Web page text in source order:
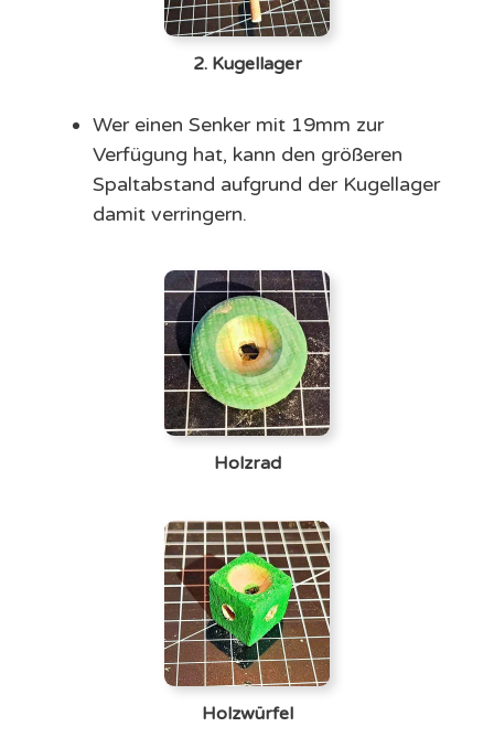
2. Kugellager
Wer einen Senker mit 19mm zur
Verfügung hat, kann den größeren
Spaltabstand aufgrund der Kugellager
damit verringern.
Holzrad
Holzwürfel